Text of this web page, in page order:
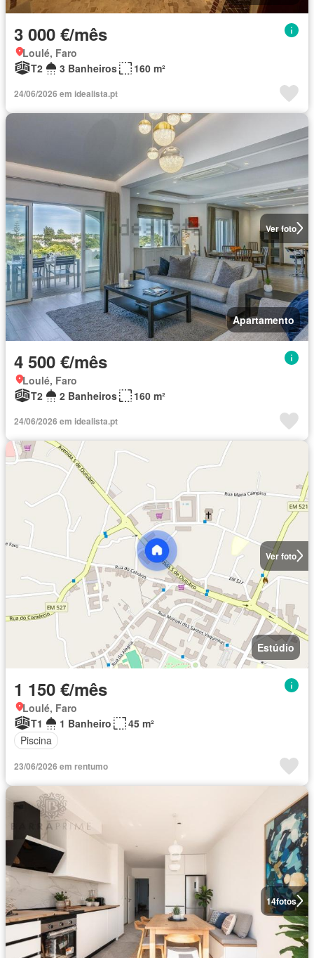
3 000 €/mês
Loulé, Faro
T2
3 Banheiros 160 m²
24/06/2026 em idealista.pt
Ver foto
Apartamento
4 500 €/mês
Loulé, Faro
T2
2 Banheiros 160 m²
24/06/2026 em idealista.pt
Ver foto
Estúdio
1 150 €/mês
Loulé, Faro
T1
1 Banheiro
45 m²
Piscina
23/06/2026 em rentumo
14fotos